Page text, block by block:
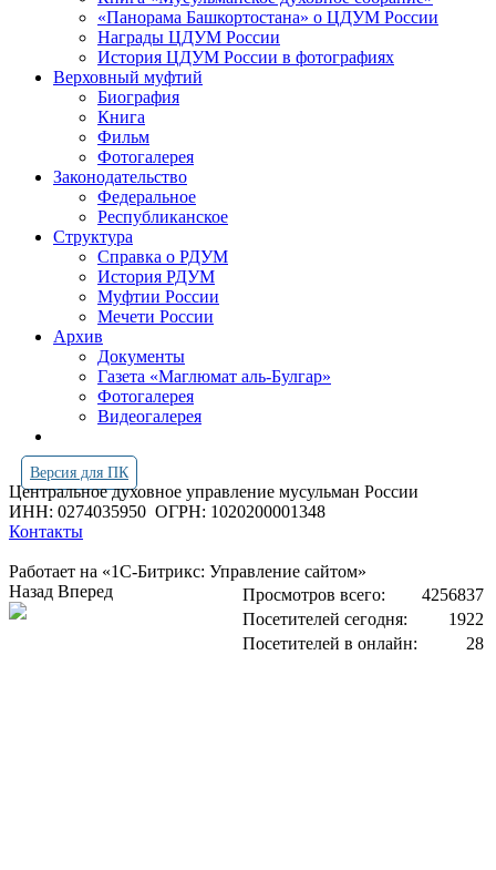
«Панорама Башкортостана» о ЦДУМ России
Награды ЦДУМ России
История ЦДУМ России в фотографиях
Верховный муфтий
Биография
Книга
Фильм
Фотогалерея
Законодательство
Федеральное
Республиканское
Структура
Справка о РДУМ
История РДУМ
Муфтии России
Мечети России
Архив
Документы
Газета «Маглюмат аль-Булгар»
Фотогалерея
Видеогалерея
Версия для ПК
Центральное духовное управление мусульман России
ИНН: 0274035950 ОГРН: 1020200001348
Контакты
Работает на «1С-Битрикс: Управление сайтом»
Просмотров всего:
4256837
Посетителей сегодня:
1922
Посетителей в онлайн:
28
Назад Вперед